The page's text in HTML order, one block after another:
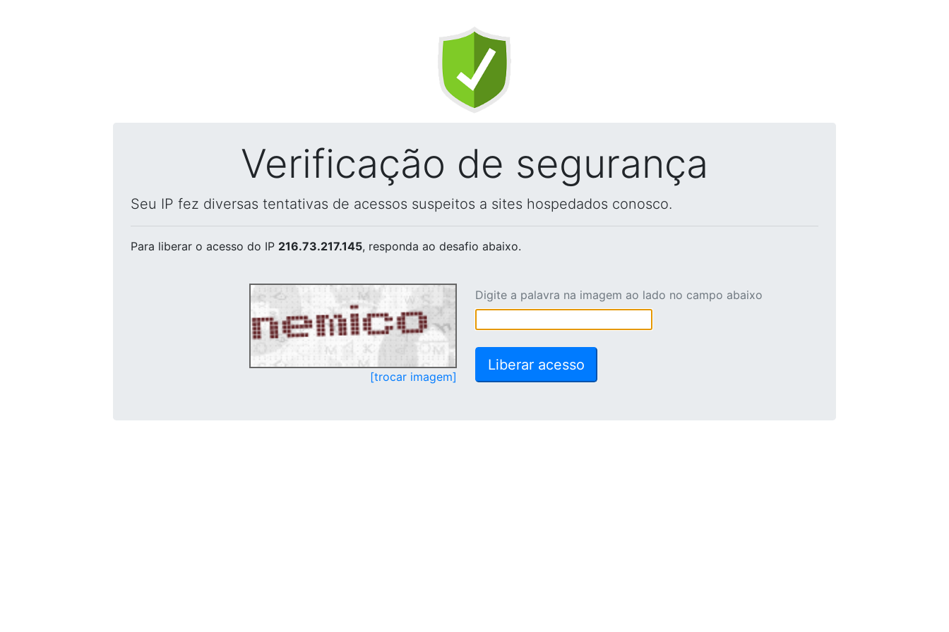
Verificação de segurança
Seu IP fez diversas tentativas de acessos suspeitos a sites hospedados conosco.
Para liberar o acesso do IP 216.73.217.145, responda ao desafio abaixo.
[trocar imagem]
Digite a palavra na imagem ao lado no campo abaixo